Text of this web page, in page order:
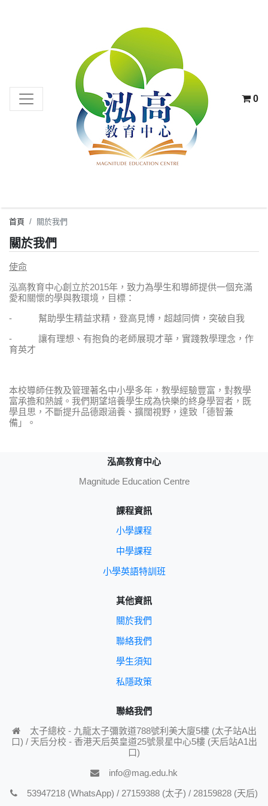
0
首頁 關於我們
關於我們
使命
泓高教育中心創立於2015年，致力為學生和導師提供一個充滿
愛和關懷的學與教環境，目標：
- 幫助學生精益求精，登高見博，超越同儕，突破自我
- 讓有理想、有抱負的老師展現才華，實踐教學理念，作
育英才
本校導師任教及管理著名中小學多年，教學經驗豐富，對教學
富承擔和熱誠。我們期望培養學生成為快樂的終身學習者，既
學且思，不斷提升品德跟涵養、擴闊視野，達致「德智兼
備」。
泓高教育中心
Magnitude Education Centre
課程資訊
小學課程
中學課程
小學英語特訓班
其他資訊
關於我們
聯絡我們
學生須知
私隱政策
聯絡我們
太子總校 - 九龍太子彌敦道788號利美大廈5樓 (太子站A出
口) / 天后分校 - 香港天后英皇道25號景星中心5樓 (天后站A1出
口)
info@mag.edu.hk
53947218 (WhatsApp) / 27159388 (太子) / 28159828 (天后)